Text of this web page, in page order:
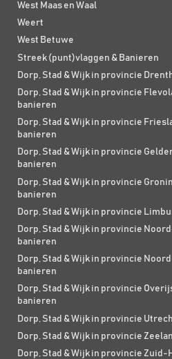
West Maas en Waal
Weert
West Betuwe
Streek (punt)vlaggen & Banieren
Dorp, Stad & Wijk in provincie
Dorp, Stad & Wijk in provincie
banieren
Dorp, Stad & Wijk in provincie
banieren
Dorp, Stad & Wijk in provincie
banieren
Dorp, Stad & Wijk in provincie
banieren
Dorp, Stad & Wijk in provincie
Dorp, Stad & Wijk in provincie
banieren
Dorp, Stad & Wijk in provincie
banieren
Dorp, Stad & Wijk in provincie
banieren
Dorp, Stad & Wijk in provincie
Dorp, Stad & Wijk in provincie
Dorp, Stad & Wijk in provincie